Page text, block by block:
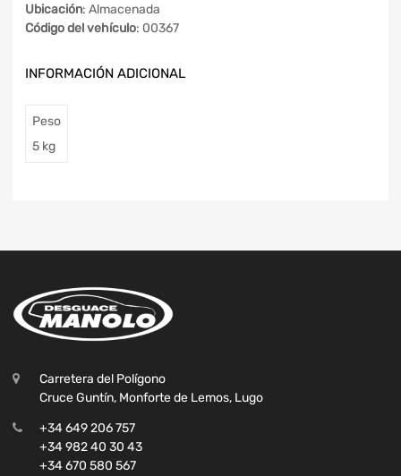
Ubicación: Almacenada
Código del vehículo: 00367
INFORMACIÓN ADICIONAL
Peso
5 kg
Carretera del Polígono
Cruce Guntín, Monforte de Lemos, Lugo
+34 649 206 757
+34 982 40 30 43
+34 670 580 567